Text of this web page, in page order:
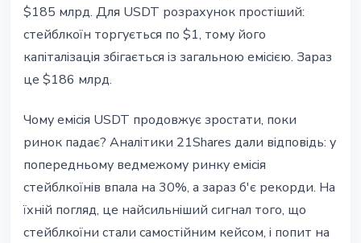
$185 млрд. Для USDT розрахунок простіший:
стейблкоїн торгується по $1, тому його
капіталізація збігається із загальною емісією. Зараз
це $186 млрд.
Чому емісія USDT продовжує зростати, поки
ринок падає? Аналітики 21Shares дали відповідь: у
попередньому ведмежому ринку емісія
стейблкоїнів впала на 30%, а зараз б'є рекорди. На
їхній погляд, це найсильніший сигнал того, що
стейблкоїни стали самостійним кейсом, і попит на